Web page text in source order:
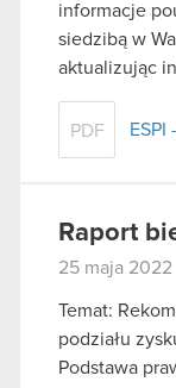
informacje
siedzibą w
aktualizując
PDF ESPI
Raport
25 maja 2022
Temat:
podziału
Podstawa